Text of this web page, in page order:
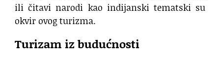
ili čitavi narodi kao indijanski tematski su
okvir ovog turizma.
Turizam iz budućnosti